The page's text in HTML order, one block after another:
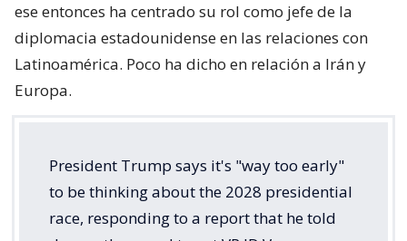
ese entonces ha centrado su rol como jefe de la
diplomacia estadounidense en las relaciones con
Latinoamérica. Poco ha dicho en relación a Irán y
Europa.
President Trump says it's "way too early"
to be thinking about the 2028 presidential
race, responding to a report that he told